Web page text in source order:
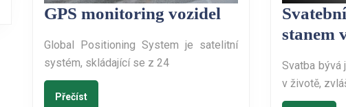
GPS monitoring vozidel
monitoring
vozidel
Global Positioning System je satelitní
systém, skládající se z 24
PřečístPřečíst
stanem
Svatba bývá
v životě,